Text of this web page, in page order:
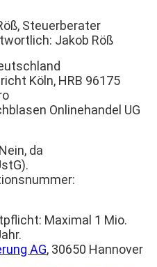
Steuerberater
Jakob Röß
Köln, HRB 96175
Onlinehandel UG
da
Maximal 1 Mio.
AG, 30650 Hannover